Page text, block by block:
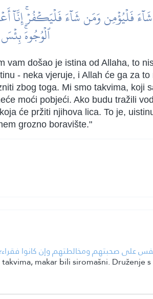
وَمَن شَآءَ فَلۡيَكۡفُرۡۚ إِنَّآ
ٱلۡوُجُوهَۚ
vam došao je istina od Allaha, to
- neka vjeruje, i Allah će ga za to
zbog toga. Mi smo takvima, koji
moći pobjeći. Ako budu tražili
će pržiti njihova lica. To je,
grozno boravište."
على صحبتهم ومخالطتهم وإن كانوا
makar bili siromašni. Druženje